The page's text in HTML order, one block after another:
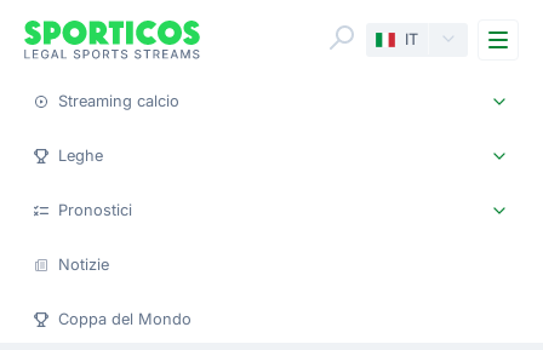
IT
Streaming calcio
Leghe
Pronostici
Notizie
Coppa del Mondo